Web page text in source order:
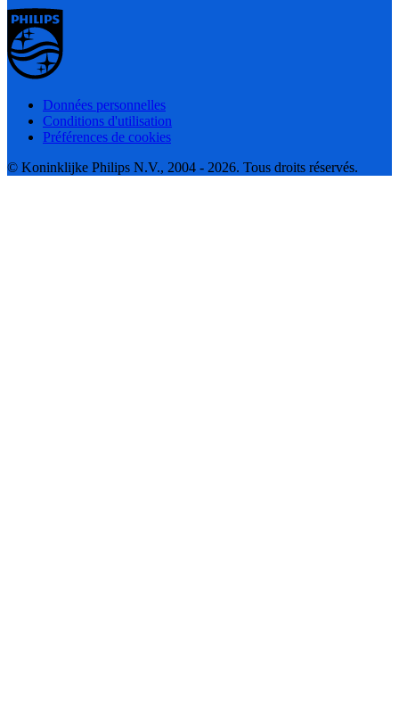
Données personnelles
Conditions d'utilisation
Préférences de cookies
© Koninklijke Philips N.V., 2004 - 2026. Tous droits réservés.